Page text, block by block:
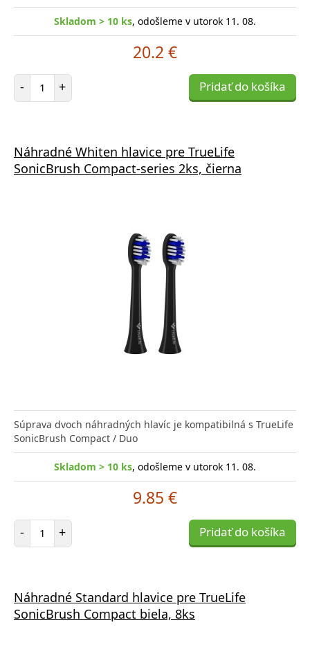
Skladom > 10 ks, odošleme v utorok 11. 08.
20.2 €
- Počet položiek
+ Pridať do košíka
Náhradné Whiten hlavice pre TrueLife
SonicBrush Compact-series 2ks, čierna
Súprava dvoch náhradných hlavíc je kompatibilná s TrueLife
SonicBrush Compact / Duo
Skladom > 10 ks, odošleme v utorok 11. 08.
9.85 €
- Počet položiek
+ Pridať do košíka
Náhradné Standard hlavice pre TrueLife
SonicBrush Compact biela, 8ks